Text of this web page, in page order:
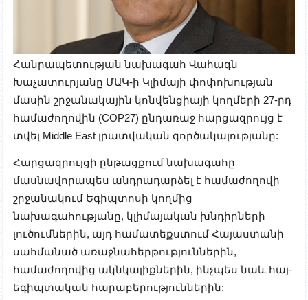
Հանրապետության նախագահ Վահագն
Խաչատուրյանը ՄԱԿ-ի Կլիմայի փոփոխության
մասին շրջանակային կոնվենցիայի կողմերի 27-րդ
համաժողովին (COP27) ընդառաջ հարցազրույց է
տվել Middle East լրատվական գործակալությանը:
Հարցազրույցի ընթացքում նախագահը
մասնավորապես անդրադարձել է համաժողովի
շրջանակում Եգիպտոսի կողմից
նախագահությանը, կլիմայական խնդիրների
լուծումներին, այդ համատեքստում Հայաստանի
սահմանած առաջնահերթություններին,
համաժողովից ակնկալիքներին, ինչպես նաև հայ-
եգիպտական հարաբերություններին: